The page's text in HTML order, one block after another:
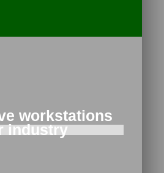
workstations
industry